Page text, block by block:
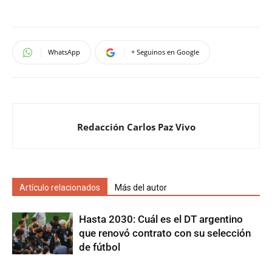
WhatsApp + Seguinos en Google
Redacción Carlos Paz Vivo
Artículo relacionados Más del autor
Hasta 2030: Cuál es el DT argentino
que renovó contrato con su selección
de fútbol